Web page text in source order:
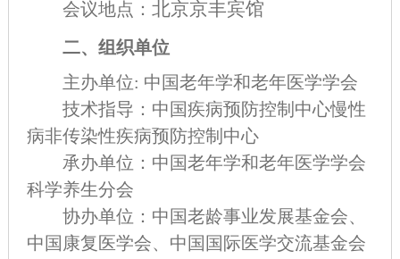
会议地点 ： 北京京丰宾馆
二、 组织单位
主办单位: 中国老年学和老年医学学会
技术指导：中国疾病预防控制中心慢性
病非传染性疾病预防控制中心
承办单位 ： 中国老年学和老年医学学会
科学养生分会
协办单位：中国老龄事业发展基金会、
中国康复医学会、中国国际医学交流基金会